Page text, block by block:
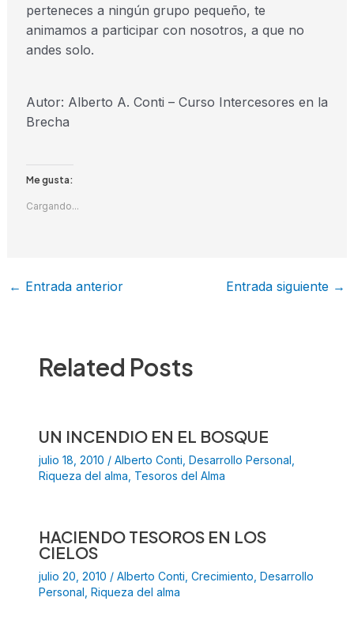
perteneces a ningún grupo pequeño, te
animamos a participar con nosotros, a que no
andes solo.
Autor: Alberto A. Conti – Curso Intercesores en la
Brecha
Me gusta:
Cargando...
← Entrada anterior Entrada siguiente →
Related Posts
UN INCENDIO EN EL BOSQUE
julio 18, 2010 / Alberto Conti Desarrollo Personal
Riqueza del alma Tesoros del Alma
HACIENDO TESOROS EN LOS
CIELOS
julio 20, 2010 / Alberto Conti Crecimiento Desarrollo
Personal Riqueza del alma